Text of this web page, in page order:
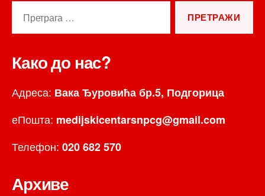
Како до нас?
Адреса: Вака Ђуровића бр.5, Подгорица
еПошта: medijskicentarsnpcg@gmail.com
Телефон: 020 682 570
Архиве